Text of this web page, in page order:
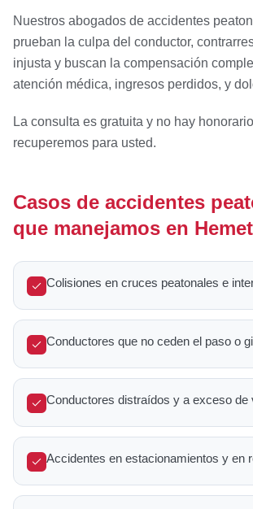
Nuestros abogados de accidentes
prueban la culpa del conductor,
injusta y buscan la compensación
atención médica, ingresos perdidos, y
La consulta es gratuita y no hay
recuperemos para usted.
Casos de accidentes
que manejamos en Hemet
Colisiones en cruces peatonales e
Conductores que no ceden el paso o
Conductores distraídos y a exceso de
Accidentes en estacionamientos y en